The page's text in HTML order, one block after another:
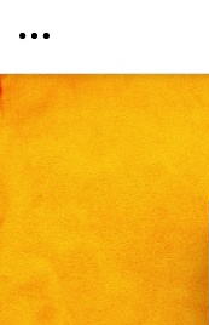
Direkt
zum
Inhalt